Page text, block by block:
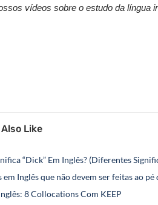
vídeos sobre o estudo da língua
Like
“Dick” Em Inglês? (Diferentes
em Inglês que não devem ser feitas ao pé
8 Collocations Com KEEP